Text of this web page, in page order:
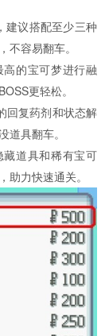
建议搭配至少三种
容易翻车。
的宝可梦进行融
更轻松。
回复药剂和状态解
具翻车。
道具和稀有宝可
力快速通关。